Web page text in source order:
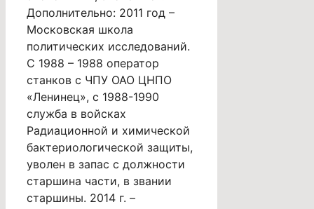
Дополнительно: 2011 год –
Московская школа
политических исследований.
С 1988 – 1988 оператор
станков с ЧПУ ОАО ЦНПО
«Ленинец», с 1988-1990
служба в войсках
Радиационной и химической
бактериологической защиты,
уволен в запас с должности
старшина части, в звании
старшины. 2014 г. –